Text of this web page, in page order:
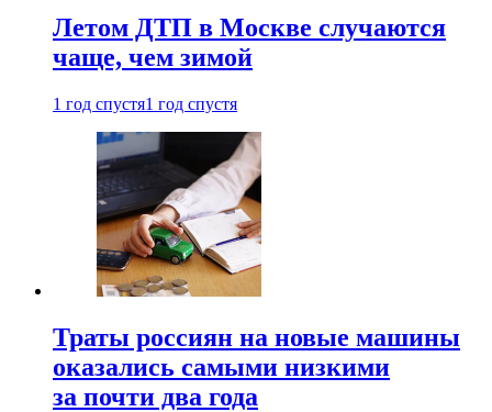
Летом ДТП в Москве случаются
чаще, чем зимой
1 год спустя1 год спустя
Траты россиян на новые машины
оказались самыми низкими
за почти два года